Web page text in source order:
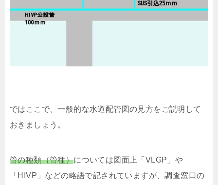
ではここで、一般的な水道配管図の見方をご説明して
おきましょう。
管の種類（管種）については図面上「VLGP」や
「HIVP」などの略語で記されていますが、調査窓口の